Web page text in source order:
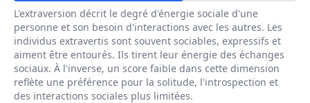
L'extraversion décrit le degré d'énergie sociale d'une
personne et son besoin d'interactions avec les autres. Les
individus extravertis sont souvent sociables, expressifs et
aiment être entourés. Ils tirent leur énergie des échanges
sociaux. À l'inverse, un score faible dans cette dimension
reflète une préférence pour la solitude, l'introspection et
des interactions sociales plus limitées.